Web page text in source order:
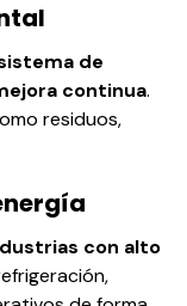
de
continua.
residuos,
con alto